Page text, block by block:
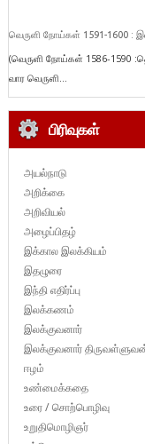
வெருளி நோய்கள் 1591-1600 :
(வெருளி நோய்கள் 1586-1590
வார வெருளி...
பிரிவுகள்
அயல்நாடு
அறிக்கை
அறிவியல்
அழைப்பிதழ்
இக்கால இலக்கியம்
இதழுரை
இந்தி எதிர்ப்பு
இலக்கணம்
இலக்குவனார்
இலக்குவனார்
ஈழம்
உண்மைக்கதை
உரை / சொற்பொழிவு
உறுதிமொழிஞர்